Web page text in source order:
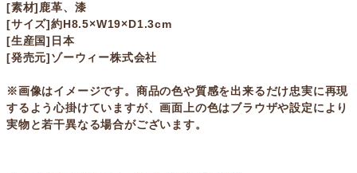
[素材]鹿革、漆
[サイズ]約H8.5×W19×D1.3cm
[生産国]日本
[発売元]ゾーウィー株式会社
※画像はイメージです。商品の色や質感を出来るだけ忠実に再現
するよう心掛けていますが、画面上の色はブラウザや設定により
実物と若干異なる場合がございます。